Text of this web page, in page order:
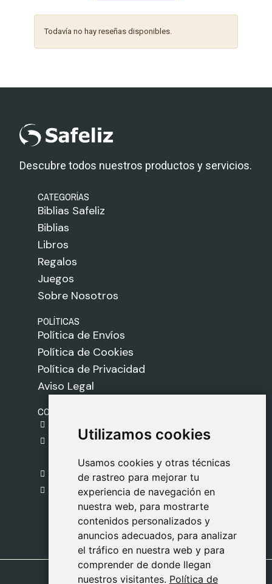
Utilizamos cookies
Usamos cookies y otras técnicas
de rastreo para mejorar tu
experiencia de navegación en
nuestra web, para mostrarte
contenidos personalizados y
anuncios adecuados, para analizar
el tráfico en nuestra web y para
comprender de donde llegan
nuestros visitantes. Política de
Utilizamos cookies
Usamos cookies y otras técnicas
de rastreo para mejorar tu
experiencia de navegación en
nuestra web, para mostrarte
contenidos personalizados y
anuncios adecuados, para analizar
el tráfico en nuestra web y para
comprender de donde llegan
nuestros visitantes. Política de
Todavía no hay reseñas disponibles.
Descubre todos nuestros productos y servicios.
CATEGORÍAS
Biblias Safeliz
Biblias
Libros
Regalos
Juegos
Sobre Nosotros
POLÍTICAS
Política de Envíos
Política de Cookies
Política de Privacidad
Aviso Legal
CONTACTO
C. del Pradillo, 6, 28770 Colmenar Viejo,
Madrid
918 459 877
Lunes a Viernes
09:00 - 13:00